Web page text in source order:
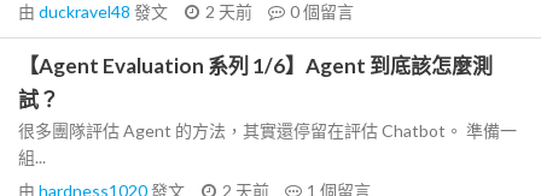
由 duckravel48 發文 2 天前 0個留言
【Agent Evaluation 系列 1/6】Agent 到底該怎麼測
試？
很多團隊評估 Agent 的方法，其實還停留在評估 Chatbot。 準備一
組...
由 hardness1020發文 2 天前 1 個留言